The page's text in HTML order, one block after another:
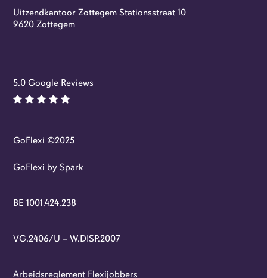
Flexi-jobs
Uitzendkantoor Zottegem Stationsstraat 10
9620 Zottegem
5.0 Google Reviews
GoFlexi ©2025
GoFlexi by Spark
BE 1001.424.238
VG.2406/U – W.DISP.2007
Arbeidsreglement Flexijobbers